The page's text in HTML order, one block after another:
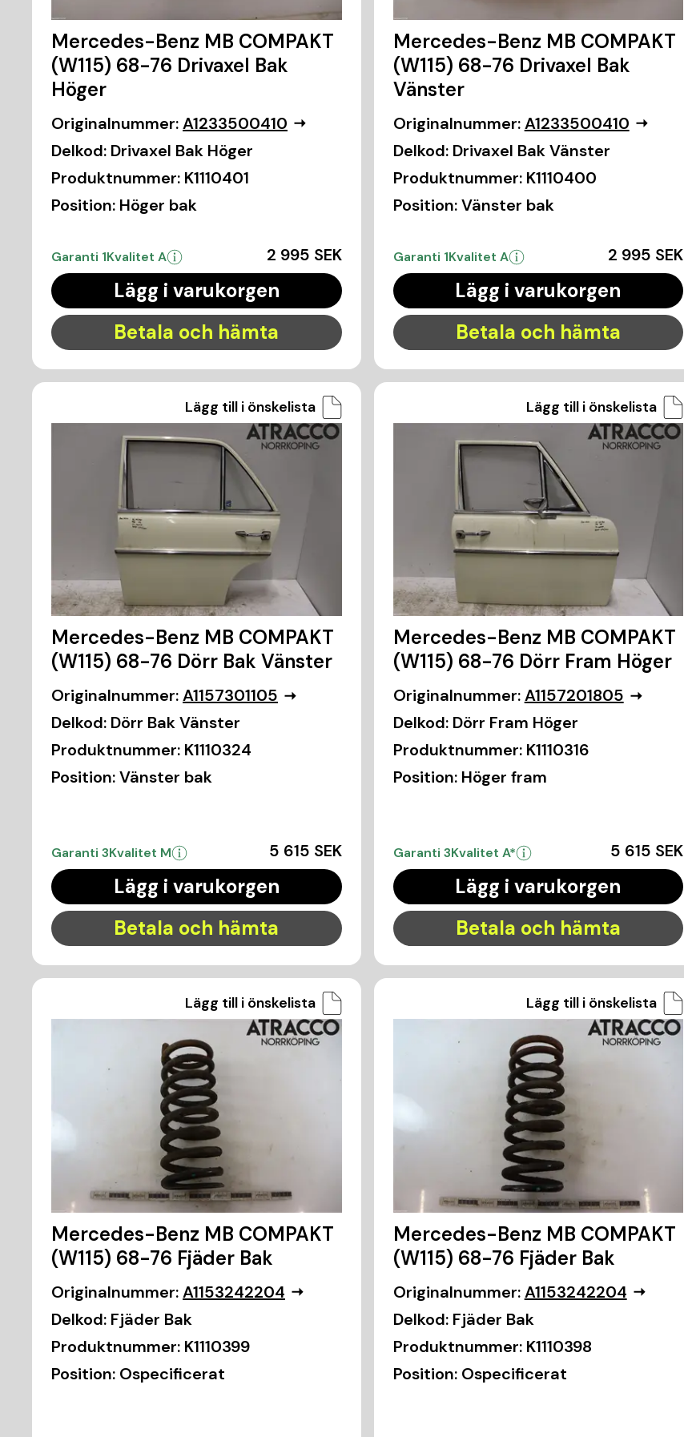
Mercedes-Benz MB COMPAKT
(W115) 68-76 Drivaxel Bak
Höger
Originalnummer:A1233500410
Delkod: Drivaxel Bak Höger
Produktnummer: K1110401
Position: Höger bak
Garanti 1Kvalitet A 2 995 SEK
Lägg i varukorgen
Betala och hämta
Mercedes-Benz MB COMPAKT
(W115) 68-76 Drivaxel Bak
Vänster
Originalnummer: A1233500410
Delkod: Drivaxel Bak Vänster
Produktnummer: K1110400
Position: Vänster bak
Garanti 1Kvalitet A 2 995 SEK
Lägg i varukorgen
Betala och hämta
Lägg till i önskelista
Mercedes-Benz MB COMPAKT
(W115) 68-76 Dörr Bak Vänster
Originalnummer:A1157301105
Delkod: Dörr Bak Vänster
Produktnummer: K1110324
Position:Vänster bak
Garanti 3Kvalitet M 5 615 SEK
Lägg i varukorgen
Betala och hämta
Lägg till i önskelista
Mercedes-Benz MB COMPAKT
(W115) 68-76 Dörr Fram Höger
Originalnummer: A1157201805
Delkod: Dörr Fram Höger
Produktnummer: K1110316
Position: Höger fram
Garanti 3Kvalitet A* 5 615 SEK
Lägg i varukorgen
Betala och hämta
Lägg till i önskelista
Mercedes-Benz MB COMPAKT
(W115) 68-76 Fjäder Bak
Originalnummer:A1153242204
Delkod: Fjäder Bak
Produktnummer: K1110399
Position: Ospecificerat
Lägg till i önskelista
Mercedes-Benz MB COMPAKT
(W115) 68-76 Fjäder Bak
Originalnummer: A1153242204
Delkod: Fjäder Bak
Produktnummer: K1110398
Position: Ospecificerat